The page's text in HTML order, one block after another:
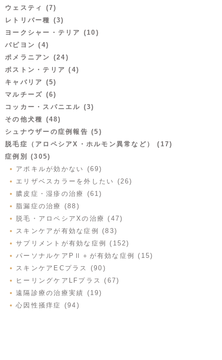
ウェスティ (7)
レトリバー種 (3)
ヨークシャー・テリア (10)
パピヨン (4)
ポメラニアン (24)
ボストン・テリア (4)
キャバリア (5)
マルチーズ (6)
コッカー・スパニエル (3)
その他犬種 (48)
シュナウザーの症例報告 (5)
脱毛症（アロペシアX・ホルモン異常など） (17)
症例別 (305)
アポキルが効かない (69)
エリザベスカラーを外したい (26)
膿皮症・湿疹の治療 (61)
脂漏症の治療 (88)
脱毛・アロペシアXの治療 (47)
スキンケアが有効な症例 (83)
サプリメントが有効な症例 (152)
パーソナルケアPⅡ＋が有効な症例 (15)
スキンケアECプラス (90)
ヒーリングケアLFプラス (67)
遠隔診療の治療実績 (19)
心因性掻痒症 (94)